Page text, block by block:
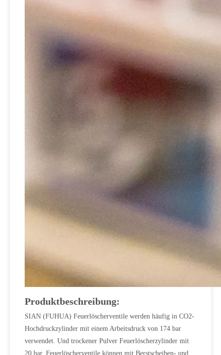
Produktbeschreibung:
SIAN (FUHUA) Feuerlöscherventile werden häufig in CO2-
Hochdruckzylinder mit einem Arbeitsdruck von 174 bar
verwendet. Und trockener Pulver Feuerlöscherzylinder mit
20 bar. Feuerlöscherventile können mit Berstscheiben- und